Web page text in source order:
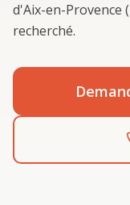
d'Aix-en-Provence
recherché.